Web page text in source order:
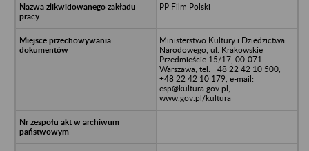
PP Film Polski
Ministerstwo Kultury i Dziedzictwa
Narodowego, ul. Krakowskie
Przedmieście 15/17, 00-071
Warszawa, tel. +48 22 42 10 500,
+48 22 42 10 179, e-mail:
esp@kultura.gov.pl,
www.gov.pl/kultura